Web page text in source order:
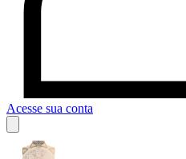
Acesse sua conta